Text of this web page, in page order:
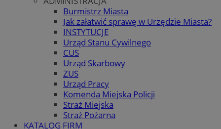
Burmistrz Miasta
Jak załatwić sprawę w Urzędzie Miasta?
INSTYTUCJE
Urząd Stanu Cywilnego
CUS
Urząd Skarbowy
ZUS
Urząd Pracy
Komenda Miejska Policji
Straż Miejska
Straż Pożarna
KATALOG FIRM